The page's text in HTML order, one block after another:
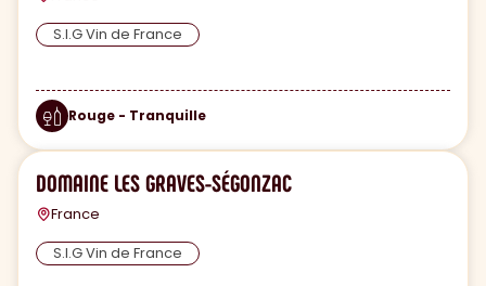
S.I.G Vin de France
Rouge - Tranquille
DOMAINE LES GRAVES-SÉGONZAC
France
S.I.G Vin de France